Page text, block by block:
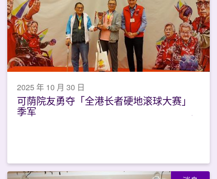
2025 年 10 月 30 日
可荫院友勇夺「全港长者硬地滚球大赛」
季军